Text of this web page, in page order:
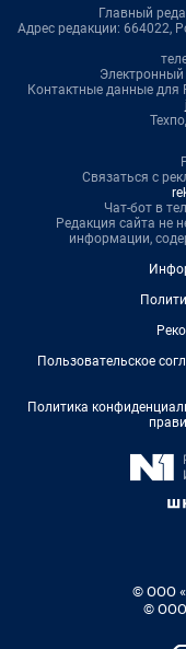
Главный
Адрес редакции: 664022,
Электронный
Контактные данные для
Связаться с
Чат-бот в
Редакция сайта не
информации,
Пользовательское
Политика
© ООО
© ООО